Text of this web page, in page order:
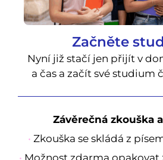
Začněte
Nyní již stačí jen přijít v
a čas a začít své studium
Závěrečná zkouška
• Zkouška se skládá z